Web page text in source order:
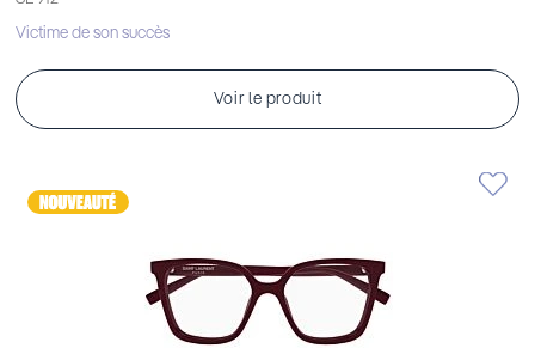
Victime de son succès
Voir le produit